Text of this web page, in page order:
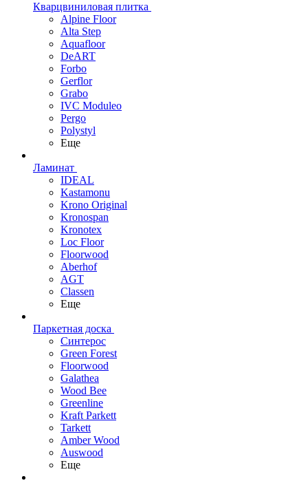
Кварцвиниловая плитка
Alpine Floor
Alta Step
Aquafloor
DeART
Forbo
Gerflor
Grabo
IVC Moduleo
Pergo
Polystyl
Еще
Ламинат
IDEAL
Kastamonu
Krono Original
Kronospan
Kronotex
Loc Floor
Floorwood
Aberhof
AGT
Classen
Еще
Паркетная доска
Синтерос
Green Forest
Floorwood
Galathea
Wood Bee
Greenline
Kraft Parkett
Tarkett
Amber Wood
Auswood
Еще